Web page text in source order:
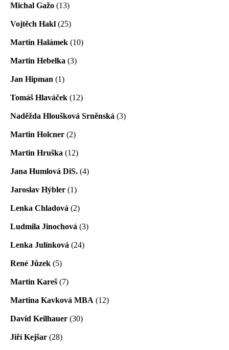
Michal Gažo (13)
Vojtěch Hakl (25)
Martin Halámek (10)
Martin Hebelka (3)
Jan Hipman (1)
Tomáš Hlaváček (12)
Naděžda Hloušková Srněnská (3)
Martin Holcner (2)
Martin Hruška (12)
Jana Humlová DiS. (4)
Jaroslav Hýbler (1)
Lenka Chladová (2)
Ludmila Jinochová (3)
Lenka Julínková (24)
René Jůzek (5)
Martin Kareš (7)
Martina Kavková MBA (12)
David Keilhauer (30)
Jiří Kejšar (28)